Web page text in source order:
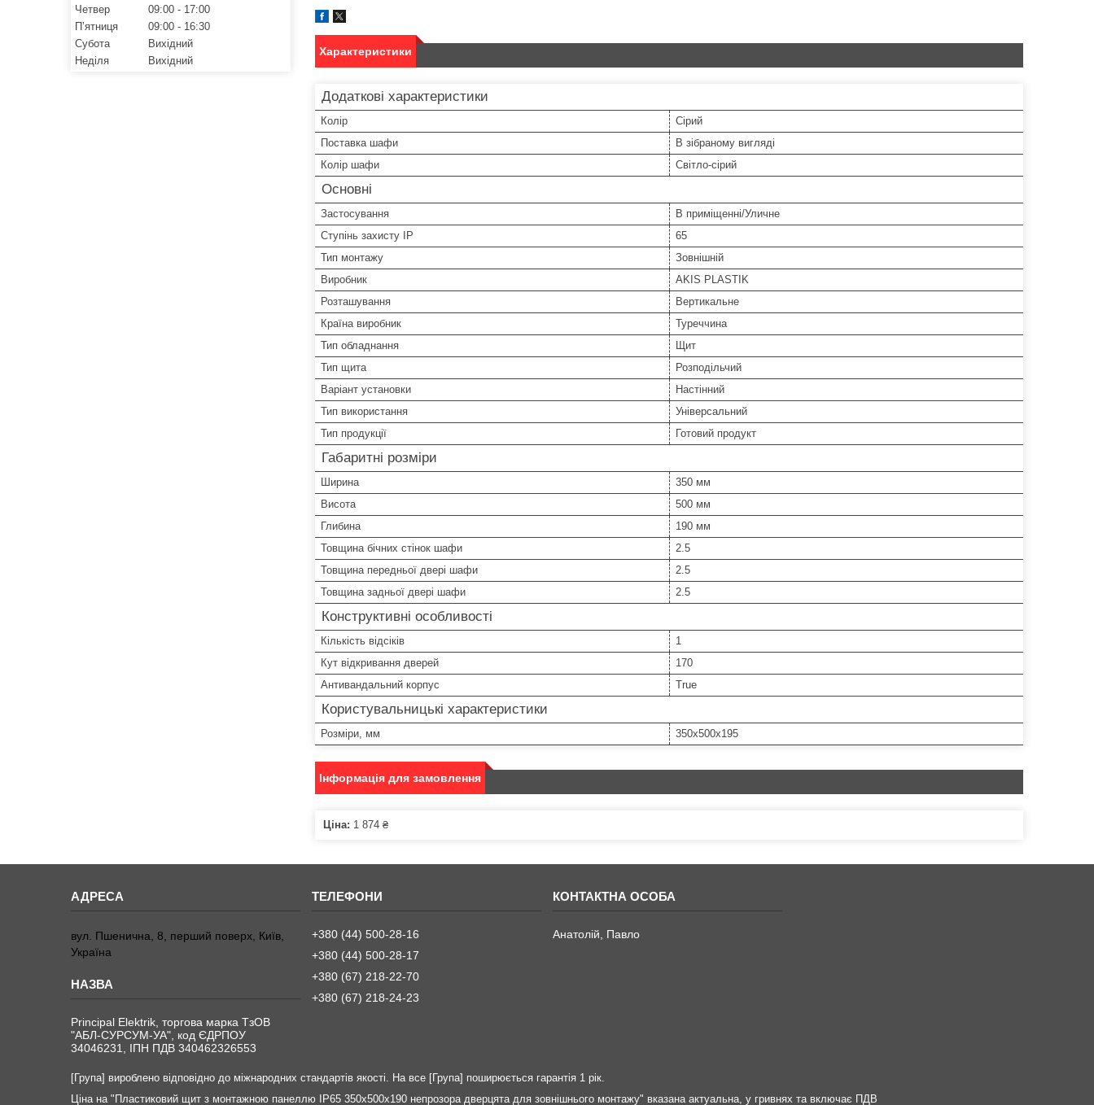
Характеристики
Додаткові характеристики
Колір
Сірий
Поставка шафи
В зібраному вигляді
Колір шафи
Світло-сірий
Основні
Застосування
В приміщенні/Уличне
Ступінь захисту IP
65
Тип монтажу
Зовнішній
Виробник
AKIS PLASTIK
Розташування
Вертикальне
Країна виробник
Туреччина
Тип обладнання
Щит
Тип щита
Розподільчий
Варіант установки
Настінний
Тип використання
Універсальний
Тип продукції
Готовий продукт
Габаритні розміри
Ширина
350 мм
Висота
500 мм
Глибина
190 мм
Товщина бічних стінок шафи
2.5
Товщина передньої двері шафи
2.5
Товщина задньої двері шафи
2.5
Конструктивні особливості
Кількість відсіків
1
Кут відкривання дверей
170
Антивандальний корпус
True
Користувальницькі характеристики
Розміри, мм 350х500х195
Інформація для замовлення
Ціна: 1 874 ₴
Четвер
09:00
17:00
Пʼятниця
09:00
16:30
Субота
Вихідний
Неділя
Вихідний
вул. Пшенична, 8, перший поверх, Київ,
Україна
Principal Elektrik, торгова марка ТзОВ
"АБЛ-СУРСУМ-УА", код ЄДРПОУ
34046231, ІПН ПДВ 340462326553
+380 (44) 500-28-16
+380 (44) 500-28-17
+380 (67) 218-22-70
+380 (67) 218-24-23
Анатолій, Павло
[Група] вироблено відповідно до міжнародних стандартів якості. На все [Група] поширюється гарантія 1 рік.
Ціна на "Пластиковий щит з монтажною панеллю IP65 350х500х190 непрозора дверцята для зовнішнього монтажу" вказана актуальна, у гривнях та включає ПДВ